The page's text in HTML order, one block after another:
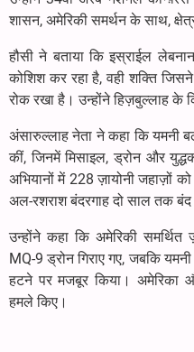
शासन, अमेरिकी समर्थन के साथ,
हौसी ने बताया कि इस्राईल
कोशिश कर रहा है, वही शक्ति
रोक रखा है। उन्होंने हिज़बुल्लाह के
अंसारुल्लाह नेता ने कहा कि यमनी
कीं, जिनमें मिसाइल, ड्रोन और
अभियानों में 228 ज़ायोनी जहाज़ों
अल-रशराश बंदरगाह दो साल तक
उन्होंने कहा कि अमेरिकी
MQ-9 ड्रोन गिराए गए, जबकि
हटने पर मजबूर किया। अमेरिका
हमले किए।